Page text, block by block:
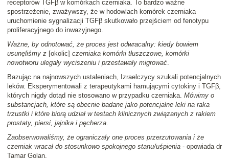
receptorów TGFβ w komórkach czerniaka. To bardzo ważne
spostrzeżenie, zważywszy, że w hodowlach komórek czerniaka
uruchomienie sygnalizacji TGFβ skutkowało przejściem od fenotypu
proliferacyjnego do inwazyjnego.
Ważne, by odnotować, że proces jest odwracalny: kiedy bowiem
usunęliśmy z [okolic] czerniaka komórki tłuszczowe, komórki
nowotworu ulegały wyciszeniu i przestawały migrować.
Bazując na najnowszych ustaleniach, Izraelczycy szukali potencjalnych
leków. Eksperymentowali z terapeutykami hamującymi cytokiny i TGFβ,
których nigdy dotąd nie stosowano w przypadku czerniaka. Mówimy o
substancjach, które są obecnie badane jako potencjalne leki na raka
trzustki i które biorą udział w testach klinicznych związanych z rakiem
prostaty, piersi, jajnika i pęcherza.
Zaobserwowaliśmy, że ograniczały one proces przerzutowania i że
czerniak wracał do stosunkowo spokojnego stanu/uśpienia - opowiada dr
Tamar Golan.